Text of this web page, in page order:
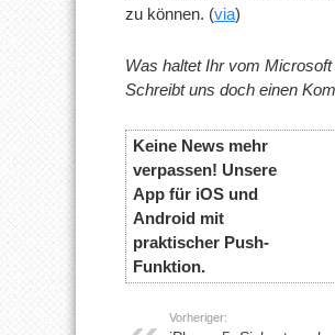
zu können. (via)
Was haltet Ihr vom
Schreibt uns doch einen
Keine News mehr
verpassen! Unsere
App für iOS und
Android mit
praktischer Push-
Funktion.
Vorheriger: